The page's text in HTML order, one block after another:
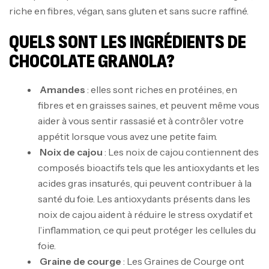
riche en fibres, végan, sans gluten et sans sucre raffiné.
QUELS SONT LES INGRÉDIENTS DE
CHOCOLATE GRANOLA?
Amandes : elles sont riches en protéines, en
fibres et en graisses saines, et peuvent même vous
aider à vous sentir rassasié et à contrôler votre
appétit lorsque vous avez une petite faim.
Noix de cajou : Les noix de cajou contiennent des
composés bioactifs tels que les antioxydants et les
acides gras insaturés, qui peuvent contribuer à la
santé du foie. Les antioxydants présents dans les
noix de cajou aident à réduire le stress oxydatif et
l’inflammation, ce qui peut protéger les cellules du
foie.
Graine de courge : Les Graines de Courge ont